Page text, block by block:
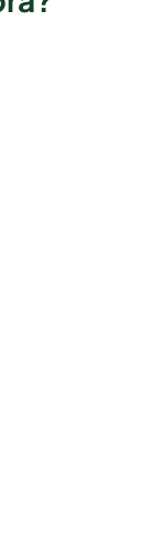
Freitas
Magalhães
de Freitas
Conquista
do Norte
Santo